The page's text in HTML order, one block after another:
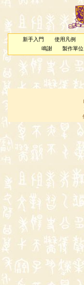
新手入門 使用凡例
鳴謝
製作單位